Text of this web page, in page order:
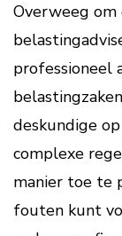
Overweeg
professioneel
deskundige
complexe
manier toe te
fouten kunt